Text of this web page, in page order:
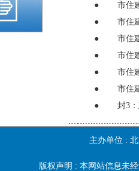
市住
●
市住
●
市住
●
市住
●
市住
●
市住
●
封3
●
主办单位 :
版权声明 : 本网站信息未